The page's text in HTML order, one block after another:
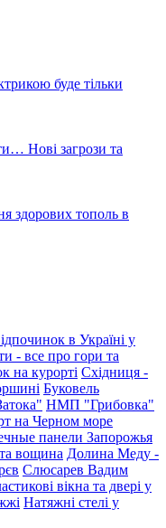
буде тільки
Нові загрози та
здорових тополь в
в Україні у
- все про гори та
на курорті Східниця -
Буковель
НМП "Грибовка"
на Черном море
панели Запорожья
вощина Долина Меду -
Слюсарев Вадим
вікна та двері у
Натяжні стелі у